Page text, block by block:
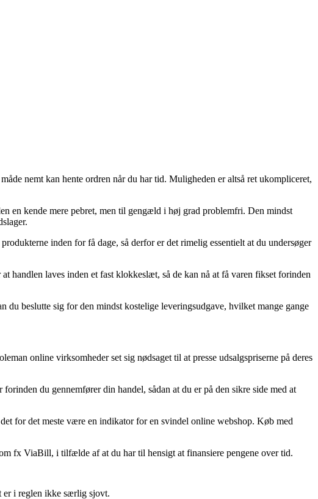
nemt kan hente ordren når du har tid. Muligheden er altså ret ukompliceret,
en kende mere pebret, men til gengæld i høj grad problemfri. Den mindst
inden for få dage, så derfor er det rimelig essentielt at du undersøger
handlen laves inden et fast klokkeslæt, så de kan nå at få varen fikset forinden
beslutte sig for den mindst kostelige leveringsudgave, hvilket mange gange
online virksomheder set sig nødsaget til at presse udsalgspriserne på deres
du gennemfører din handel, sådan at du er på den sikre side med at
for det meste være en indikator for en svindel online webshop. Køb med
fx ViaBill, i tilfælde af at du har til hensigt at finansiere pengene over tid.
er i reglen ikke særlig sjovt.